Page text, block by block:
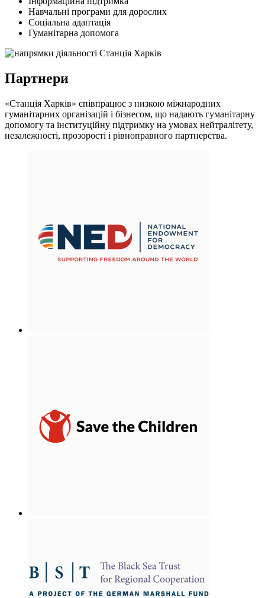
Навчальні програми для дорослих
Соціальна адаптація
Гуманітарна допомога
Партнери
«Станція Харків» співпрацює з низкою міжнародних
гуманітарних організацій і бізнесом, що надають гуманітарну
допомогу та інституційну підтримку на умовах нейтралітету,
незалежності, прозорості і рівноправного партнерства.